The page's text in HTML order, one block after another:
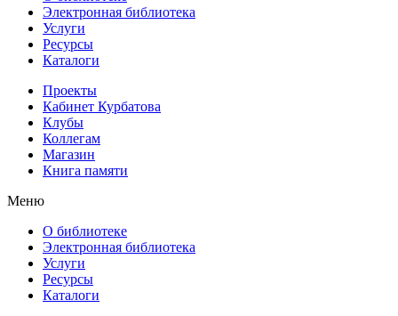
Электронная библиотека
Услуги
Ресурсы
Каталоги
Проекты
Кабинет Курбатова
Клубы
Коллегам
Магазин
Книга памяти
Меню
О библиотеке
Электронная библиотека
Услуги
Ресурсы
Каталоги